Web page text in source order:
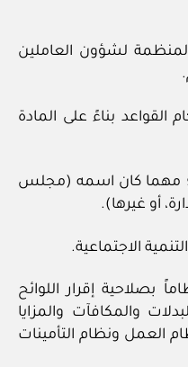
المنظمة لشؤون العاملين
القواعد بناءً على المادة
مهما كان اسمه (مجلس
أو غيرها).
الاجتماعية.
بصلاحية إقرار اللوائح
والمكافآت والمزايا
العمل ونظام التأمينات